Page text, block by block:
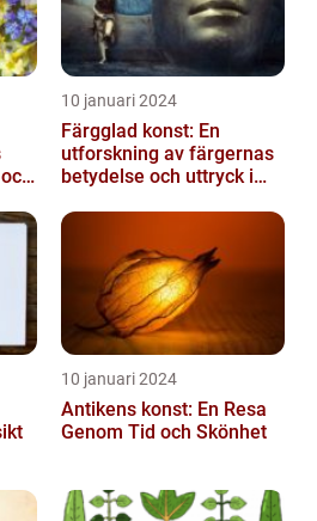
10 januari 2024
Färgglad konst: En
utforskning av färgernas
betydelse och uttryck i
10 januari 2024
Antikens konst: En Resa
Genom Tid och Skönhet